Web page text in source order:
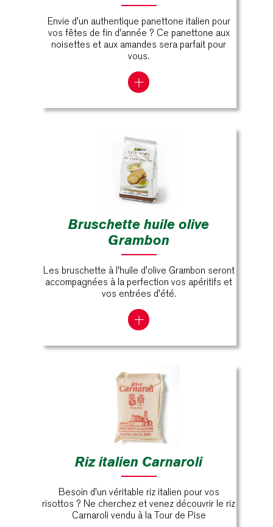
Envie d'un authentique panettone italien pour
vos fêtes de fin d'année ? Ce panettone aux
noisettes et aux amandes sera parfait pour
vous.
Bruschette huile olive
Grambon
Les bruschette à l'huile d'olive Grambon seront
accompagnées à la perfection vos apéritifs et
vos entrées d'été.
Riz italien Carnaroli
Besoin d'un véritable riz italien pour vos
risottos ? Ne cherchez et venez découvrir le riz
Carnaroli vendu à la Tour de Pise